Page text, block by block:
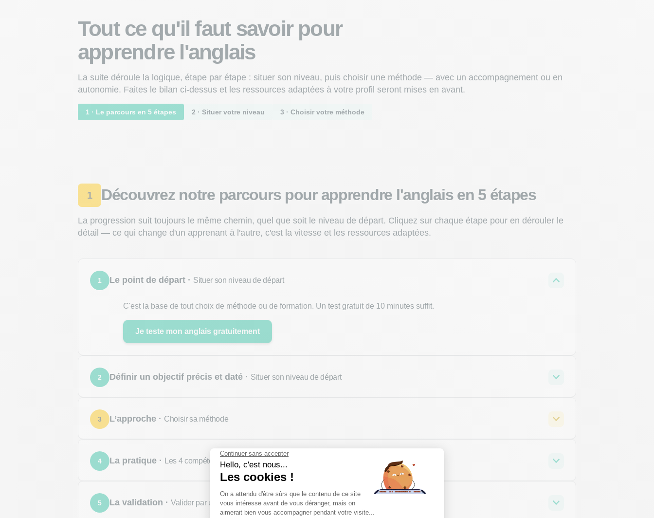
Tout ce qu'il faut savoir pour
apprendre l'anglais
La suite déroule la logique, étape par étape : situer son niveau, puis choisir une méthode — avec un accompagnement ou en
autonomie. Faites le bilan ci-dessus et les ressources adaptées à votre profil seront mises en avant.
1 · Le parcours en 5 étapes 2 · Situer votre niveau 3 · Choisir votre méthode
1 Découvrez notre parcours pour apprendre l'anglais en 5 étapes
La progression suit toujours le même chemin, quel que soit le niveau de départ. Cliquez sur chaque étape pour en dérouler le
détail — ce qui change d'un apprenant à l'autre, c'est la vitesse et les ressources adaptées.
1 Le point de départ · Situer son niveau de départ
C'est la base de tout choix de méthode ou de formation. Un test gratuit de 10 minutes suffit.
Je teste mon anglais gratuitement
2 Définir un objectif précis et daté · Situer son niveau de départ
méthode qui en découle devient évidente. C'est lui qui détermine les ressources à privilégier.
3 L’approche · Choisir sa méthode
mix. Le point commun : le travail personnel régulier reste indispensable, quelle que soit l'approche.
Voir les deux approches
4 La pratique · Les 4 compétences
Compréhension et expression, à l'oral comme à l'écrit. Beaucoup pensent que parler vient en dernier — c'est pourtant
souvent la vraie clé d'une progression rapide. Équilibrez les quatre pour éviter les angles morts.
5 La validation · Valider par une certification